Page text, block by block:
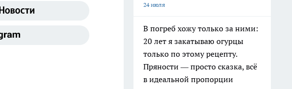
24 июля
В погреб хожу только за ними:
20 лет я закатываю огурцы
только по этому рецепту.
Пряности — просто сказка, всё
в идеальной пропорции